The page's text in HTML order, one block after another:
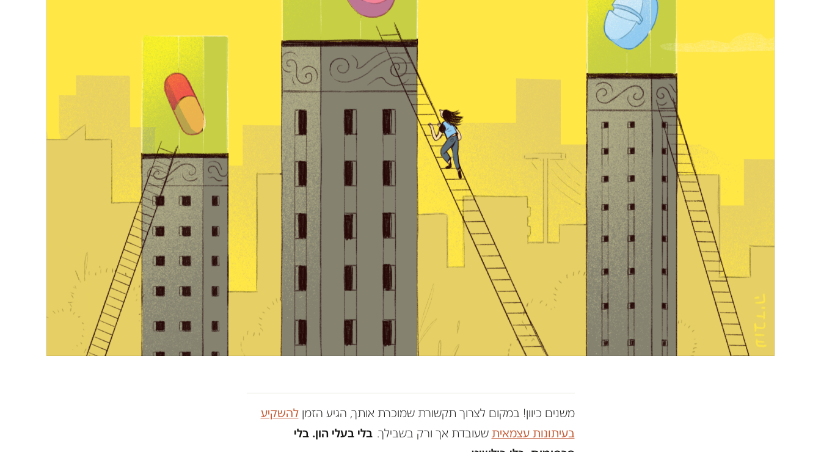
משנים כיוון! במקום לצרוך תקשורת שמוכרת אותך, הגיע הזמןלהשקיע
בעיתונות עצמאית שעובדת אך ורק בשבילך. בלי בעלי הון. בלי